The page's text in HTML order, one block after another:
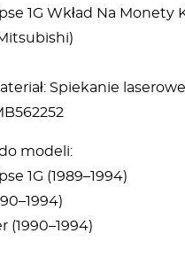
1G Wkład Na Monety
Spiekanie
modeli:
1G (1989–1994)
(1990–1994)